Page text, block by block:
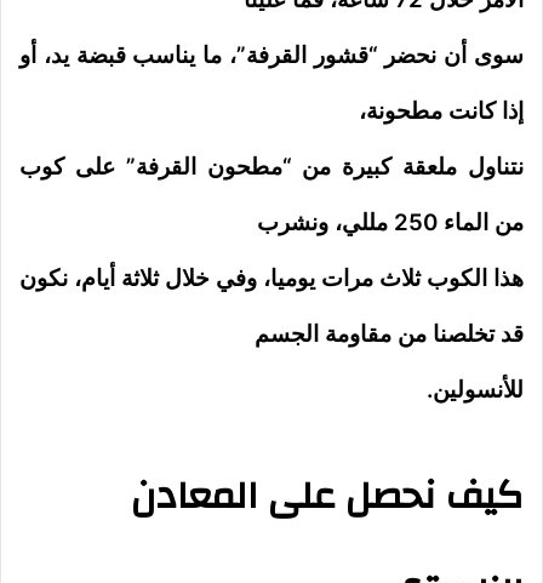
سوى أن نحضر “قشور القرفة”، ما يناسب قبضة يد، أو
إذا كانت مطحونة،
نتناول ملعقة كبيرة من “مطحون القرفة” على كوب
من الماء 250 مللي، ونشرب
هذا الكوب ثلاث مرات يوميا، وفي خلال ثلاثة أيام، نكون
قد تخلصنا من مقاومة الجسم
للأنسولين.
كيف نحصل على المعادن